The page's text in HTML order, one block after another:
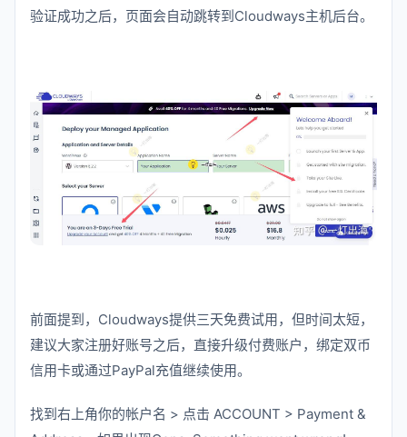
验证成功之后，页面会自动跳转到Cloudways主机后台。
前面提到，Cloudways提供三天免费试用，但时间太短，
建议大家注册好账号之后，直接升级付费账户，绑定双币
信用卡或通过PayPal充值继续使用。
找到右上角你的帐户名 > 点击 ACCOUNT > Payment &